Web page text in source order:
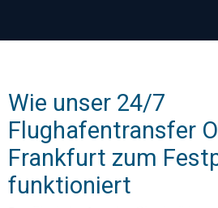
Wie unser 24/7
Flughafentransfer
Frankfurt zum
funktioniert